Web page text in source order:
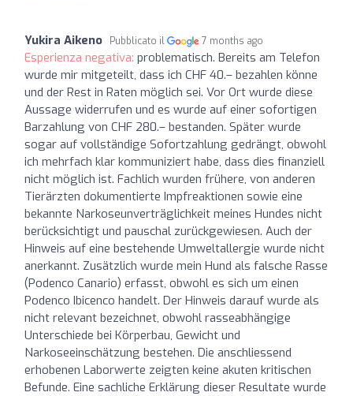
Yukira Aikeno Pubblicato il 7 months ago
Esperienza negativa: problematisch. Bereits am Telefon
wurde mir mitgeteilt, dass ich CHF 40.– bezahlen könne
und der Rest in Raten möglich sei. Vor Ort wurde diese
Aussage widerrufen und es wurde auf einer sofortigen
Barzahlung von CHF 280.– bestanden. Später wurde
sogar auf vollständige Sofortzahlung gedrängt, obwohl
ich mehrfach klar kommuniziert habe, dass dies finanziell
nicht möglich ist. Fachlich wurden frühere, von anderen
Tierärzten dokumentierte Impfreaktionen sowie eine
bekannte Narkoseunverträglichkeit meines Hundes nicht
berücksichtigt und pauschal zurückgewiesen. Auch der
Hinweis auf eine bestehende Umweltallergie wurde nicht
anerkannt. Zusätzlich wurde mein Hund als falsche Rasse
(Podenco Canario) erfasst, obwohl es sich um einen
Podenco Ibicenco handelt. Der Hinweis darauf wurde als
nicht relevant bezeichnet, obwohl rasseabhängige
Unterschiede bei Körperbau, Gewicht und
Narkoseeinschätzung bestehen. Die anschliessend
erhobenen Laborwerte zeigten keine akuten kritischen
Befunde. Eine sachliche Erklärung dieser Resultate wurde